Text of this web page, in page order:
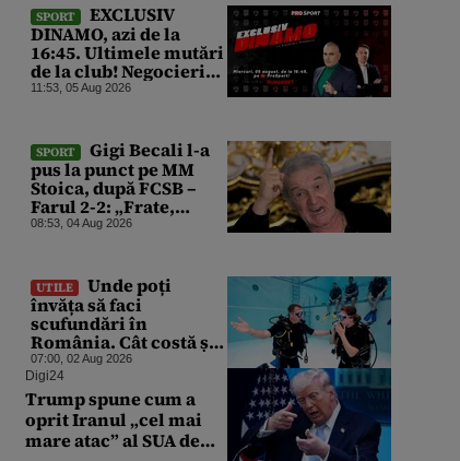
SPORT
EXCLUSIV
DINAMO, azi de la
16:45. Ultimele mutări
de la club! Negocieri
pentru transferuri și
11:53, 05 Aug 2026
SPORT
Gigi Becali l-a
pus la punct pe MM
Stoica, după FCSB –
Farul 2-2: „Frate,
prieten, dar când te
08:53, 04 Aug 2026
UTILE
Unde poți
învăța să faci
scufundări în
România. Cât costă și
de ce ai nevoie
07:00, 02 Aug 2026
Digi24
Trump spune cum a
oprit Iranul „cel mai
mare atac” al SUA de